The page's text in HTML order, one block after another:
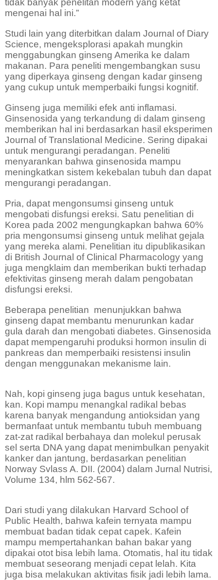
tidak banyak penelitan modern yang ketat
mengenai hal ini.”
Studi lain yang diterbitkan dalam Journal of Diary
Science, mengeksplorasi apakah mungkin
menggabungkan ginseng Amerika ke dalam
makanan. Para peneliti mengembangkan susu
yang diperkaya ginseng dengan kadar ginseng
yang cukup untuk memperbaiki fungsi kognitif.
Ginseng juga memiliki efek anti inflamasi.
Ginsenosida yang terkandung di dalam ginseng
memberikan hal ini berdasarkan hasil eksperimen
Journal of Translational Medicine. Sering dipakai
untuk mengurangi peradangan. Peneliti
menyarankan bahwa ginsenosida mampu
meningkatkan sistem kekebalan tubuh dan dapat
mengurangi peradangan.
Pria, dapat mengonsumsi ginseng untuk
mengobati disfungsi ereksi. Satu penelitian di
Korea pada 2002 mengungkapkan bahwa 60%
pria mengonsumsi ginseng untuk melihat gejala
yang mereka alami. Penelitian itu dipublikasikan
di British Journal of Clinical Pharmacology yang
juga mengklaim dan memberikan bukti terhadap
efektivitas ginseng merah dalam pengobatan
disfungsi ereksi.
Beberapa penelitian menunjukkan bahwa
ginseng dapat membantu menurunkan kadar
gula darah dan mengobati diabetes. Ginsenosida
dapat mempengaruhi produksi hormon insulin di
pankreas dan memperbaiki resistensi insulin
dengan menggunakan mekanisme lain.
Nah, kopi ginseng juga bagus untuk kesehatan,
kan. Kopi mampu menangkal radikal bebas
karena banyak mengandung antioksidan yang
bermanfaat untuk membantu tubuh membuang
zat-zat radikal berbahaya dan molekul perusak
sel serta DNA yang dapat menimbulkan penyakit
kanker dan jantung, berdasarkan penelitian
Norway Svlass A. DII. (2004) dalam Jurnal Nutrisi,
Volume 134, hlm 562-567.
Dari studi yang dilakukan Harvard School of
Public Health, bahwa kafein ternyata mampu
membuat badan tidak cepat capek. Kafein
mampu mempertahankan bahan bakar yang
dipakai otot bisa lebih lama. Otomatis, hal itu tidak
membuat seseorang menjadi cepat lelah. Kita
juga bisa melakukan aktivitas fisik jadi lebih lama.